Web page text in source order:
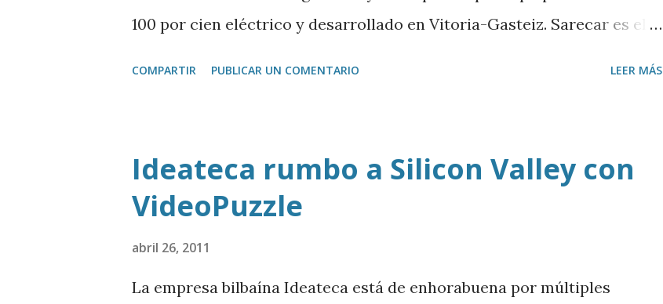
100 por cien eléctrico y desarrollado en Vitoria-Gasteiz. Sarecar es el
Vehículo Eléctrico , para dotar de puntos de abastecimiento a estos
coches. Descargar MP3
COMPARTIR PUBLICAR UN COMENTARIO LEER MÁS
Ideateca rumbo a Silicon Valley con
VideoPuzzle
abril 26, 2011
La empresa bilbaína Ideateca está de enhorabuena por múltiples